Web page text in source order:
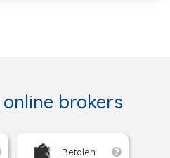
brokers
Betalen